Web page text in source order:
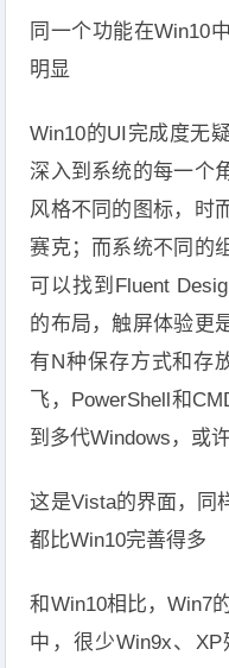
同一个功能在Win10
明显
Win10的UI完成度无
深入到系统的每一个
风格不同的图标，时
赛克；而系统不同的
可以找到Fluent
的布局，触屏体验更
有N种保存方式和存
飞，PowerShell和
到多代Windows，或
这是Vista的界面，同
都比Win10完善得多
和Win10相比，Win7
中，很少Win9x、